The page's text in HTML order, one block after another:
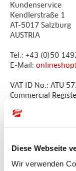
Diese Webseite
Wir verwenden
Kundenservice
Kendlerstraße 1
AT-5017 Salzburg
AUSTRIA
Tel.: +43 (0)50
E-Mail:
VAT ID No.: ATU
Commercial